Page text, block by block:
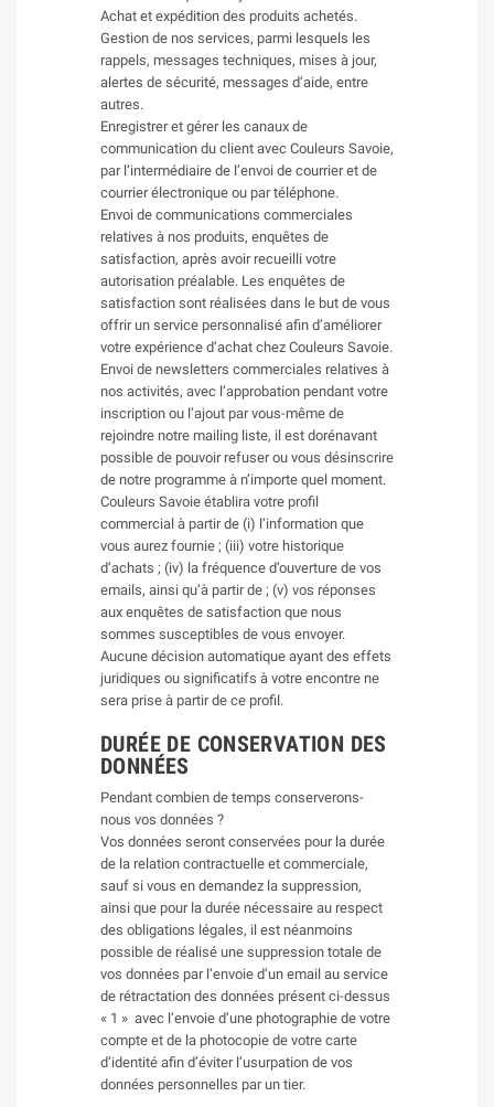
Achat et expédition des produits achetés.
Gestion de nos services, parmi lesquels les
rappels, messages techniques, mises à jour,
alertes de sécurité, messages d’aide, entre
autres.
Enregistrer et gérer les canaux de
communication du client avec Couleurs Savoie,
par l’intermédiaire de l’envoi de courrier et de
courrier électronique ou par téléphone.
Envoi de communications commerciales
relatives à nos produits, enquêtes de
satisfaction, après avoir recueilli votre
autorisation préalable. Les enquêtes de
satisfaction sont réalisées dans le but de vous
offrir un service personnalisé afin d’améliorer
votre expérience d’achat chez Couleurs Savoie.
Envoi de newsletters commerciales relatives à
nos activités, avec l’approbation pendant votre
inscription ou l’ajout par vous-même de
rejoindre notre mailing liste, il est dorénavant
possible de pouvoir refuser ou vous désinscrire
de notre programme à n’importe quel moment.
Couleurs Savoie établira votre profil
commercial à partir de (i) l’information que
vous aurez fournie ; (iii) votre historique
d’achats ; (iv) la fréquence d’ouverture de vos
emails, ainsi qu’à partir de ; (v) vos réponses
aux enquêtes de satisfaction que nous
sommes susceptibles de vous envoyer.
Aucune décision automatique ayant des effets
juridiques ou significatifs à votre encontre ne
sera prise à partir de ce profil.
DURÉE DE CONSERVATION DES
DONNÉES
Pendant combien de temps conserverons-
nous vos données ?
Vos données seront conservées pour la durée
de la relation contractuelle et commerciale,
sauf si vous en demandez la suppression,
ainsi que pour la durée nécessaire au respect
des obligations légales, il est néanmoins
possible de réalisé une suppression totale de
vos données par l’envoie d’un email au service
de rétractation des données présent ci-dessus
« 1 » avec l’envoie d’une photographie de votre
compte et de la photocopie de votre carte
d’identité afin d’éviter l’usurpation de vos
données personnelles par un tier.